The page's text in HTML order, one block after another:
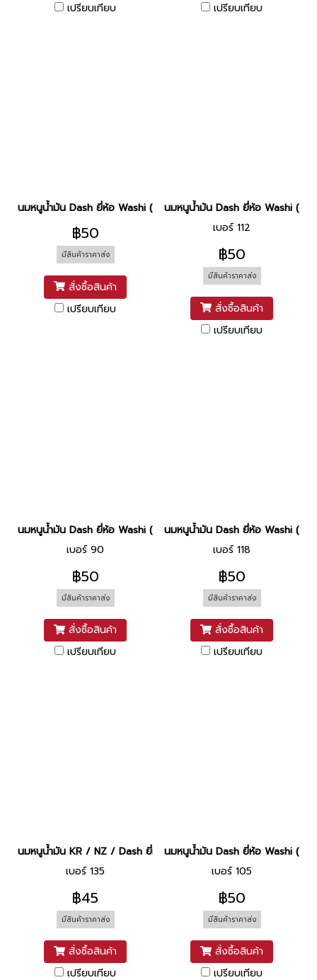
เปรียบเทียบ
เปรียบเทียบ
นมหนูน้ำมัน Dash ยี่ห้อ Washi (N.150)
฿50
มีสินค้าราคาส่ง
สั่งซื้อสินค้า
เปรียบเทียบ
นมหนูน้ำมัน Dash ยี่ห้อ Washi
เบอร์ 112
฿50
มีสินค้าราคาส่ง
สั่งซื้อสินค้า
เปรียบเทียบ
นมหนูน้ำมัน Dash ยี่ห้อ Washi (N.90)
เบอร์ 90
฿50
มีสินค้าราคาส่ง
สั่งซื้อสินค้า
เปรียบเทียบ
นมหนูน้ำมัน Dash ยี่ห้อ Washi
เบอร์ 118
฿50
มีสินค้าราคาส่ง
สั่งซื้อสินค้า
เปรียบเทียบ
นมหนูน้ำมัน KR / NZ / Dash ยี่ห้อ CCD (N.135)
เบอร์ 135
฿45
มีสินค้าราคาส่ง
สั่งซื้อสินค้า
เปรียบเทียบ
นมหนูน้ำมัน Dash ยี่ห้อ Washi
เบอร์ 105
฿50
มีสินค้าราคาส่ง
สั่งซื้อสินค้า
เปรียบเทียบ